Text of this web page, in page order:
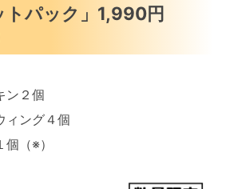
トパック」1,990円
ン２個
ィング４個
（※）